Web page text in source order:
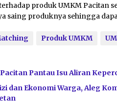
produk UMKM Pacitan
saing produknya sehingga
Produk UMKM
Pantau Isu Aliran
dan Ekonomi Warga, Aleg